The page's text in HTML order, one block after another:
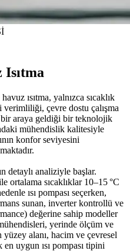
Isıtma
ısıtma, yalnızca sıcaklık
çevre dostu çalışma
bir araya geldiği bir teknolojik
mühendislik kalitesiyle
konfor seviyesini
detaylı analiziyle başlar.
ortalama sıcaklıklar 10–15 °C
ısı pompası seçerken,
sunan, inverter kontrollü ve
değerine sahip modeller
yerinde ölçüm ve
alanı, hacim ve çevresel
uygun ısı pompası tipini